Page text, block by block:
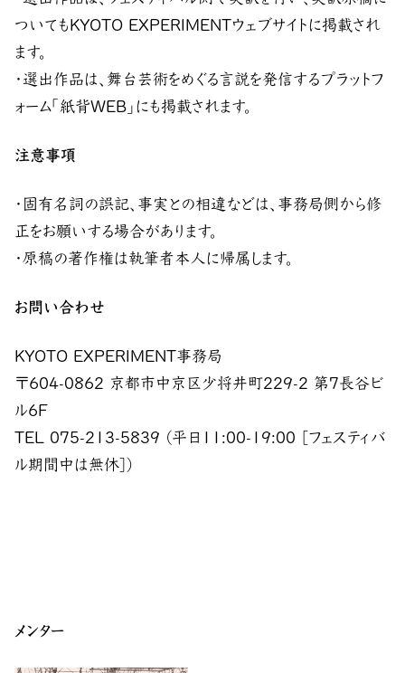
ついてもKYOTO EXPERIMENTウェブサイトに掲載され
ます。
・選出作品は、舞台芸術をめぐる言説を発信するプラットフ
ォーム「紙背WEB」にも掲載されます。
注意事項
・固有名詞の誤記、事実との相違などは、事務局側から修
正をお願いする場合があります。
・原稿の著作権は執筆者本人に帰属します。
お問い合わせ
KYOTO EXPERIMENT事務局
〒604-0862 京都市中京区少将井町229-2 第7長谷ビ
ル6F
TEL 075-213-5839 (平日11:00-19:00 [フェスティバ
ル期間中は無休])
メンター